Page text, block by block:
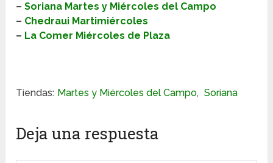
–Soriana Martes y Miércoles del Campo
– Chedraui Martimiércoles
– La Comer Miércoles de Plaza
Tiendas: Martes y Miércoles del Campo, Soriana
Deja una respuesta